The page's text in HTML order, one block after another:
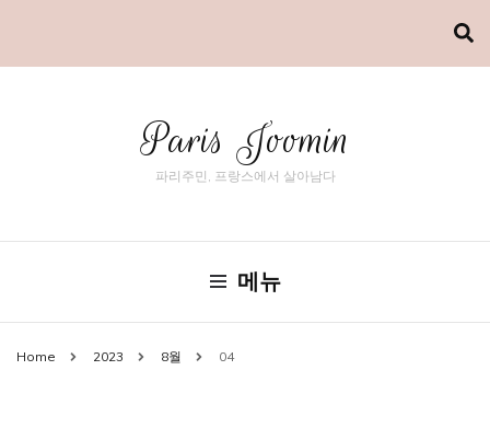
Paris Joomin
파리주민, 프랑스에서 살아남다
메뉴
Home 2023 8월 04